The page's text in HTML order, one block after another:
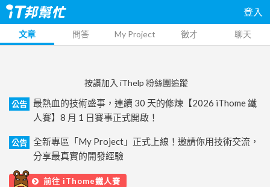
登入
文章 問答 My Project 徵才 聊天
按讚加入 iThelp 粉絲團追蹤
公告
最熱血的技術盛事，連續 30 天的修煉【2026 iThome 鐵
人賽】8 月 1 日賽事正式開啟！
公告
全新專區「My Project」正式上線！邀請你用技術交流，
分享最真實的開發經驗
前往 iThome鐵人賽